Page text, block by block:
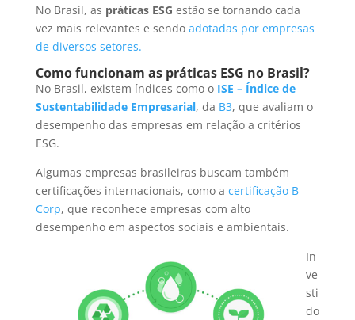
No Brasil, as práticas ESG estão se tornando cada
vez mais relevantes e sendo adotadas por empresas
de diversos setores.
Como funcionam as práticas ESG no Brasil?
No Brasil, existem índices como o ISE – Índice de
Sustentabilidade Empresarial, da B3, que avaliam o
desempenho das empresas em relação a critérios
ESG.
Algumas empresas brasileiras buscam também
certificações internacionais, como a certificação B
Corp, que reconhece empresas com alto
desempenho em aspectos sociais e ambientais.
In
ve
sti
do